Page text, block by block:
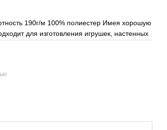
190г/м 100% полиестер Имея хорошую
для изготовления игрушек, настенных